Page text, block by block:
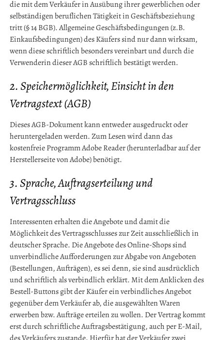
die mit dem Verkäufer in Ausübung ihrer gewerblichen oder
selbständigen beruflichen Tätigkeit in Geschäftsbeziehung
tritt (§ 14 BGB). Allgemeine Geschäftsbedingungen (z.B.
Einkaufsbedingungen) des Käufers sind nur dann wirksam,
wenn diese schriftlich besonders vereinbart und durch die
Verwenderin dieser AGB schriftlich bestätigt werden.
2. Speichermöglichkeit, Einsicht in den
Vertragstext (AGB)
Dieses AGB-Dokument kann entweder ausgedruckt oder
heruntergeladen werden. Zum Lesen wird dann das
kostenfreie Programm Adobe Reader (herunterladbar auf der
Herstellerseite von Adobe) benötigt.
3. Sprache, Auftragserteilung und
Vertragsschluss
Interessenten erhalten die Angebote und damit die
Möglichkeit des Vertragsschlusses zur Zeit ausschließlich in
deutscher Sprache. Die Angebote des Online-Shops sind
unverbindliche Aufforderungen zur Abgabe von Angeboten
(Bestellungen, Aufträgen), es sei denn, sie sind ausdrücklich
und schriftlich als verbindlich erklärt. Mit dem Anklicken des
Bestell-Buttons gibt der Käufer ein verbindliches Angebot
gegenüber dem Verkäufer ab, die ausgewählten Waren
erwerben bzw. Aufträge erteilen zu wollen. Der Vertrag kommt
erst durch schriftliche Auftragsbestätigung, auch per E-Mail,